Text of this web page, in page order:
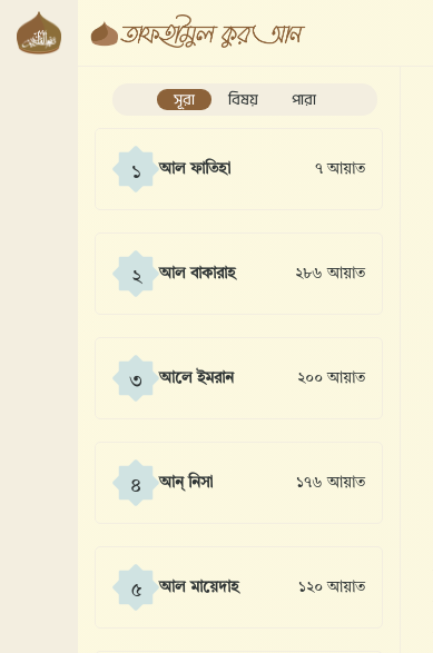
সূরা বিষয় পারা
১ আল ফাতিহা ৭ আয়াত
২ আল বাকারাহ ২৮৬ আয়াত
৩ আলে ইমরান ২০০ আয়াত
৪ আন্ নিসা ১৭৬ আয়াত
৫ আল মায়েদাহ ১২০ আয়াত